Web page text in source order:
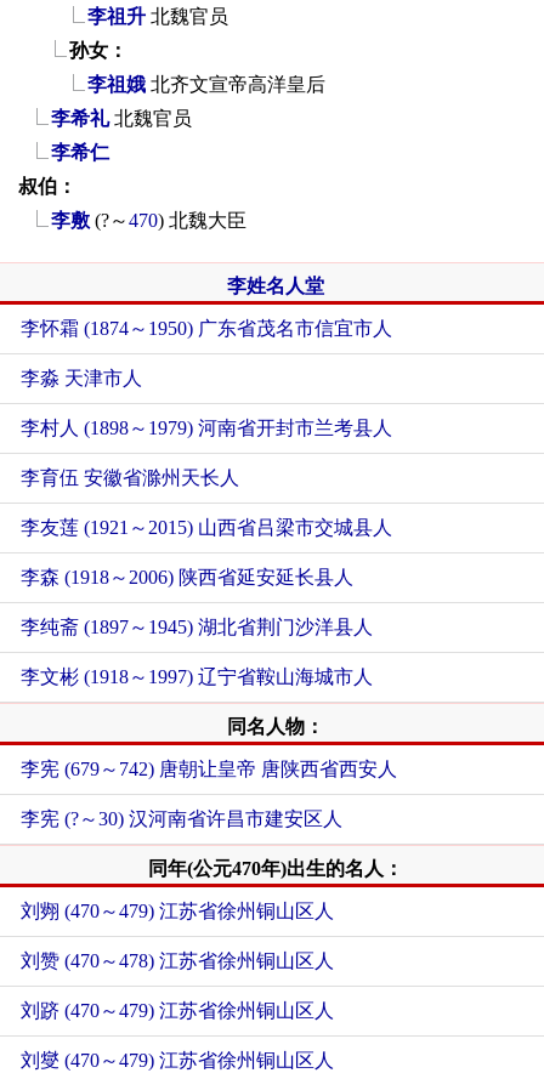
李祖升 北魏官员
孙女：
李祖娥 北齐文宣帝高洋皇后
李希礼 北魏官员
李希仁
叔伯：
李敷 (?～470) 北魏大臣
李姓名人堂
李怀霜 (1874～1950) 广东省茂名市信宜市人
李淼 天津市人
李村人 (1898～1979) 河南省开封市兰考县人
李育伍 安徽省滁州天长人
李友莲 (1921～2015) 山西省吕梁市交城县人
李森 (1918～2006) 陕西省延安延长县人
李纯斋 (1897～1945) 湖北省荆门沙洋县人
李文彬 (1918～1997) 辽宁省鞍山海城市人
同名人物：
李宪 (679～742) 唐朝让皇帝 唐陕西省西安人
李宪 (?～30) 汉河南省许昌市建安区人
同年(公元470年)出生的名人：
刘翙 (470～479) 江苏省徐州铜山区人
刘赞 (470～478) 江苏省徐州铜山区人
刘跻 (470～479) 江苏省徐州铜山区人
刘燮 (470～479) 江苏省徐州铜山区人